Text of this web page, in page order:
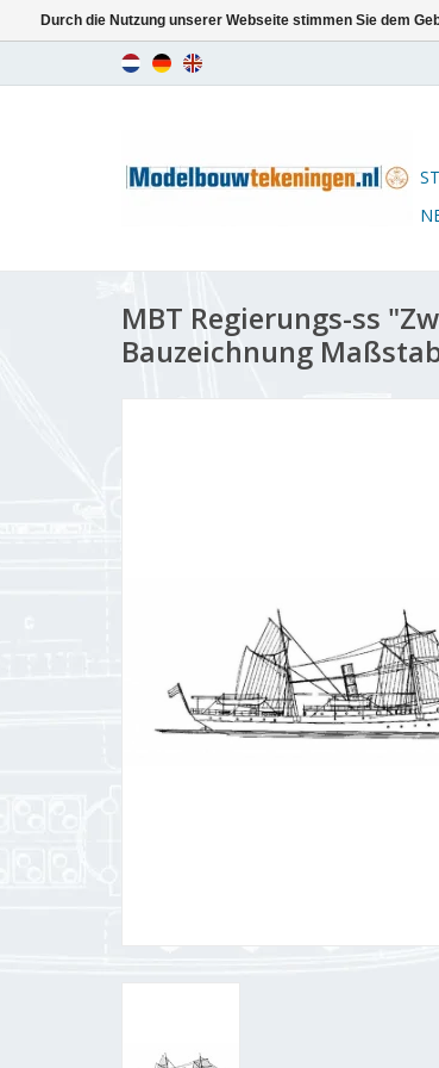
MBT Regierungs-ss
Bauzeichnung
Durch die Nutzung unserer Webseite stimmen Sie dem